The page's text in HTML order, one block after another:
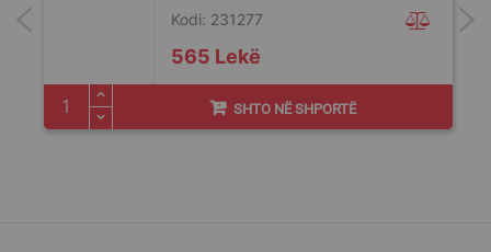
565 Lekë
Kodi: 231277
SHTO NË SHPORTË